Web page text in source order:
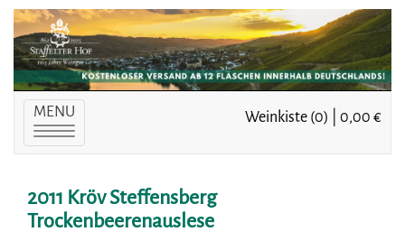
MENU
Toggle
navigation
Weinkiste (0) | 0,00 €
2011 Kröv Steffensberg
Trockenbeerenauslese